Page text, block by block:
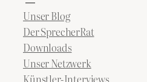
Unser Blog
Der SprecherRat
Downloads
Unser Netzwerk